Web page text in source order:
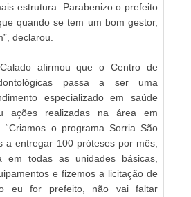
estrutura. Parabenizo o prefeito
quando se tem um bom gestor,
declarou.
afirmou que o Centro de
passa a ser uma
especializado em saúde
ações realizadas na área em
“Criamos o programa Sorria São
a entregar 100 próteses por mês,
em todas as unidades básicas,
e fizemos a licitação de
eu for prefeito, não vai faltar